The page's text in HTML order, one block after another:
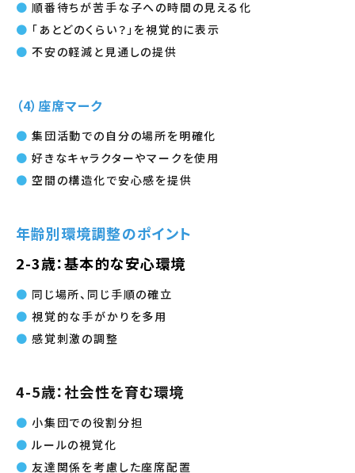
順番待ちが苦手な子への時間の見える化
「あとどのくらい？」を視覚的に表示
不安の軽減と見通しの提供
（4）座席マーク
集団活動での自分の場所を明確化
好きなキャラクターやマークを使用
空間の構造化で安心感を提供
年齢別環境調整のポイント
2-3歳：基本的な安心環境
同じ場所、同じ手順の確立
視覚的な手がかりを多用
感覚刺激の調整
4-5歳：社会性を育む環境
小集団での役割分担
ルールの視覚化
友達関係を考慮した座席配置